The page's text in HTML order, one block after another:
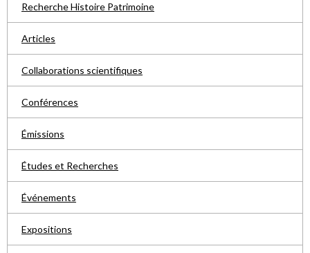
Recherche Histoire Patrimoine
Articles
Collaborations scientifiques
Conférences
Émissions
Études et Recherches
Événements
Expositions